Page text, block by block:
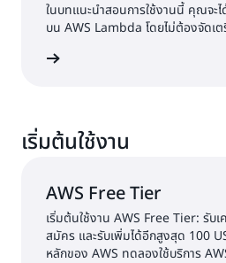
ในบทแนะนำสอนการใช้งานนี้ คุณจะ
บน AWS Lambda โดยไม่ต้องจัดเต
เริ่มต้นใช้งาน
AWS Free Tier
เริ่มต้นใช้งาน AWS Free Tier: รับ
สมัคร และรับเพิ่มได้อีกสูงสุด 100
หลักของ AWS ทดลองใช้บริการ